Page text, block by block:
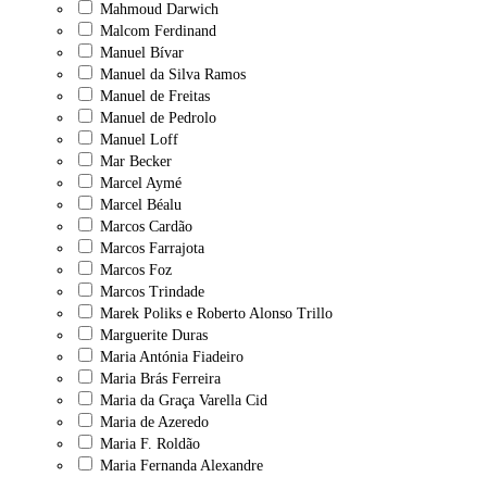
Mahmoud Darwich
Malcom Ferdinand
Manuel Bívar
Manuel da Silva Ramos
Manuel de Freitas
Manuel de Pedrolo
Manuel Loff
Mar Becker
Marcel Aymé
Marcel Béalu
Marcos Cardão
Marcos Farrajota
Marcos Foz
Marcos Trindade
Marek Poliks e Roberto Alonso Trillo
Marguerite Duras
Maria Antónia Fiadeiro
Maria Brás Ferreira
Maria da Graça Varella Cid
Maria de Azeredo
Maria F. Roldão
Maria Fernanda Alexandre